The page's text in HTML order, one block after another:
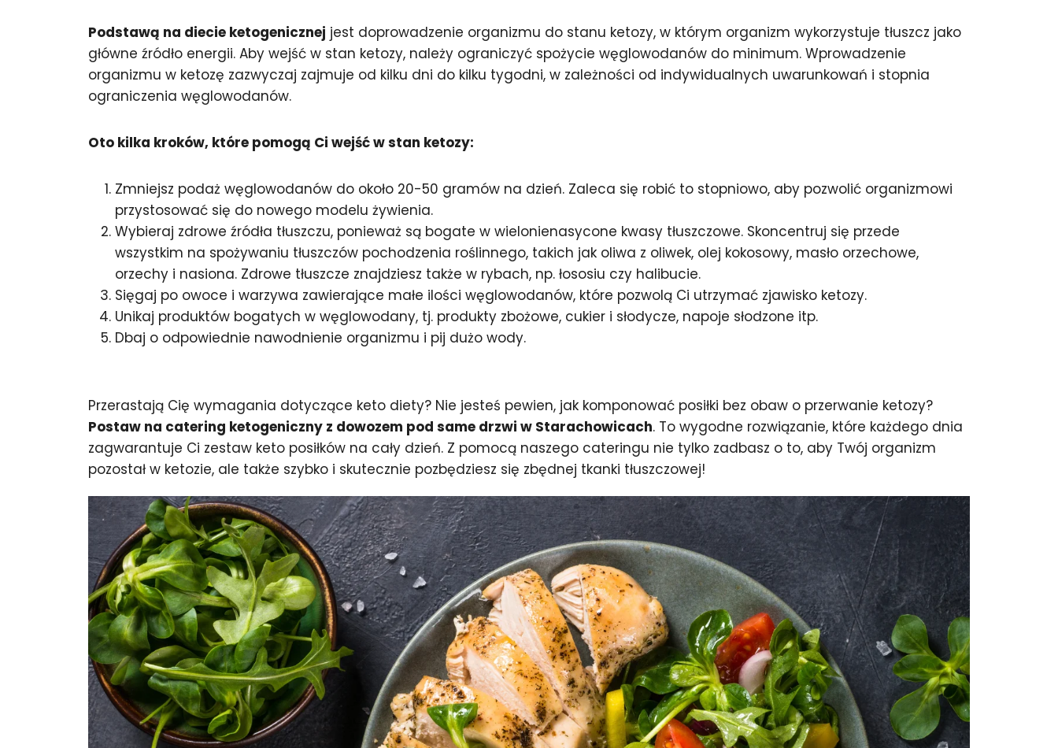
Podstawą na diecie ketogenicznej jest doprowadzenie organizmu do stanu ketozy, w którym organizm wykorzystuje tłuszcz jako
główne źródło energii. Aby wejść w stan ketozy, należy ograniczyć spożycie węglowodanów do minimum. Wprowadzenie
organizmu w ketozę zazwyczaj zajmuje od kilku dni do kilku tygodni, w zależności od indywidualnych uwarunkowań i stopnia
ograniczenia węglowodanów.
Oto kilka kroków, które pomogą Ci wejść w stan ketozy:
Zmniejsz podaż węglowodanów do około 20-50 gramów na dzień. Zaleca się robić to stopniowo, aby pozwolić organizmowi
przystosować się do nowego modelu żywienia.
Wybieraj zdrowe źródła tłuszczu, ponieważ są bogate w wielonienasycone kwasy tłuszczowe. Skoncentruj się przede
wszystkim na spożywaniu tłuszczów pochodzenia roślinnego, takich jak oliwa z oliwek, olej kokosowy, masło orzechowe,
orzechy i nasiona. Zdrowe tłuszcze znajdziesz także w rybach, np. łososiu czy halibucie.
Sięgaj po owoce i warzywa zawierające małe ilości węglowodanów, które pozwolą Ci utrzymać zjawisko ketozy.
Unikaj produktów bogatych w węglowodany, tj. produkty zbożowe, cukier i słodycze, napoje słodzone itp.
Dbaj o odpowiednie nawodnienie organizmu i pij dużo wody.
Przerastają Cię wymagania dotyczące keto diety? Nie jesteś pewien, jak komponować posiłki bez obaw o przerwanie ketozy?
Postaw na catering ketogeniczny z dowozem pod same drzwi w Starachowicach. To wygodne rozwiązanie, które każdego dnia
zagwarantuje Ci zestaw keto posiłków na cały dzień. Z pomocą naszego cateringu nie tylko zadbasz o to, aby Twój organizm
pozostał w ketozie, ale także szybko i skutecznie pozbędziesz się zbędnej tkanki tłuszczowej!